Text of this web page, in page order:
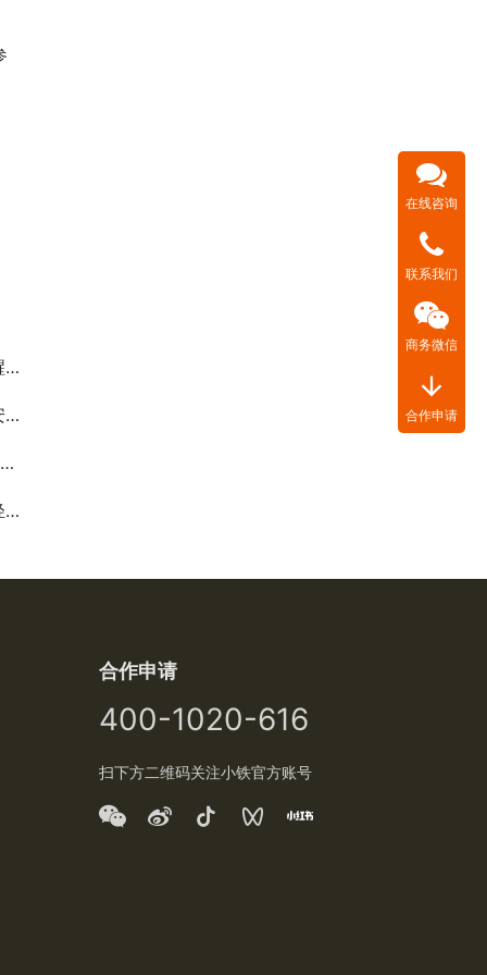
合作申请
400-1020-616
扫下方二维码关注小铁官方账号
在线咨询
联系我们
商务微信
arrow_downward
合作申请